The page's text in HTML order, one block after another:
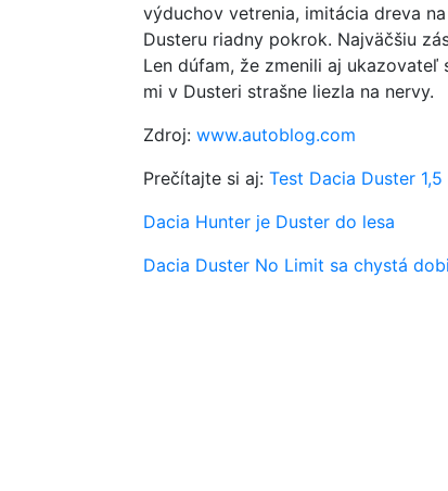
výduchov vetrenia, imitácia dreva
Dusteru riadny pokrok. Najväčšiu
Len dúfam, že zmenili aj
mi v Dusteri strašne liezla na nervy.
Zdroj: www.autoblog.com
Prečítajte si aj: Test Dacia Duster
Dacia Hunter je Duster do lesa
Dacia Duster No Limit sa chystá